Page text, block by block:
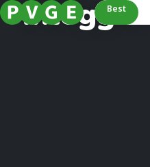
Best
Inloggen